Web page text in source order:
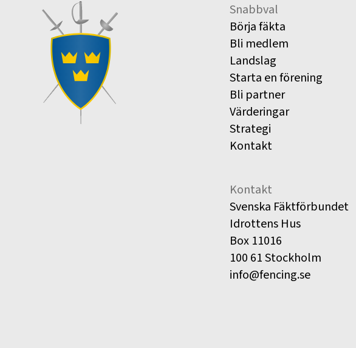
Snabbval
Börja fäkta
Bli medlem
Landslag
Starta en förening
Bli partner
Värderingar
Strategi
Kontakt
Kontakt
Svenska Fäktförbundet
Idrottens Hus
Box 11016
100 61 Stockholm
info@fencing.se